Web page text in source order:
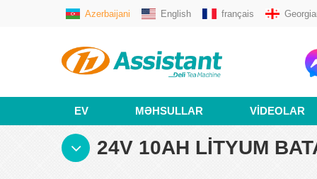
Azerbaijani English français
EV MƏHSULLAR VIDEOLAR
24V 10AH LITYUM